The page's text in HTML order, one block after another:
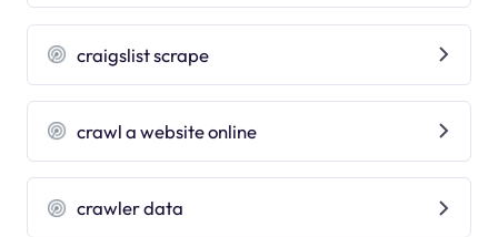
craigslist scrape
crawl a website online
crawler data